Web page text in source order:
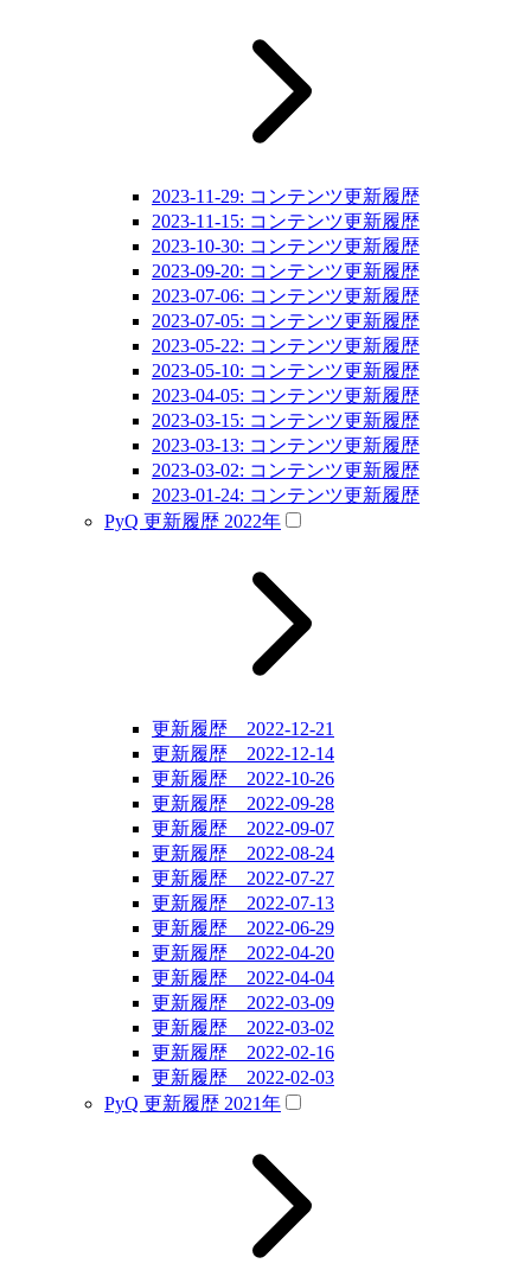
2023-11-29: コンテンツ更新履歴
2023-11-15: コンテンツ更新履歴
2023-10-30: コンテンツ更新履歴
2023-09-20: コンテンツ更新履歴
2023-07-06: コンテンツ更新履歴
2023-07-05: コンテンツ更新履歴
2023-05-22: コンテンツ更新履歴
2023-05-10: コンテンツ更新履歴
2023-04-05: コンテンツ更新履歴
2023-03-15: コンテンツ更新履歴
2023-03-13: コンテンツ更新履歴
2023-03-02: コンテンツ更新履歴
2023-01-24: コンテンツ更新履歴
PyQ 更新履歴 2022年
更新履歴 2022-12-21
更新履歴 2022-12-14
更新履歴 2022-10-26
更新履歴 2022-09-28
更新履歴 2022-09-07
更新履歴 2022-08-24
更新履歴 2022-07-27
更新履歴 2022-07-13
更新履歴 2022-06-29
更新履歴 2022-04-20
更新履歴 2022-04-04
更新履歴 2022-03-09
更新履歴 2022-03-02
更新履歴 2022-02-16
更新履歴 2022-02-03
PyQ 更新履歴 2021年